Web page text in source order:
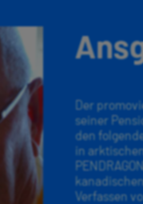
Der
seiner
den
in
Verfassen